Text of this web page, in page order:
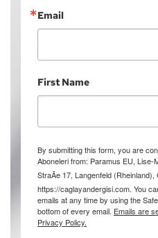
Email
First Name
By submitting this form, you are
Aboneleri from: Paramus EU, Lise-
StraÃe 17, Langenfeld
https://caglayandergisi.com. You
emails at any time by using the
bottom of every email. Emails are
Privacy Policy.